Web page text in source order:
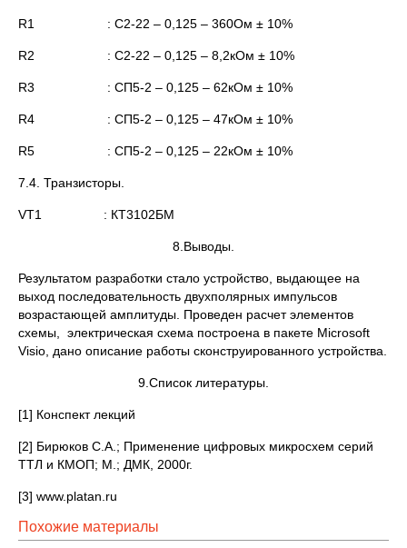
R1 : С2-22 – 0,125 – 360Ом ± 10%
R2 : С2-22 – 0,125 – 8,2кОм ± 10%
R3 : СП5-2 – 0,125 – 62кОм ± 10%
R4 : СП5-2 – 0,125 – 47кОм ± 10%
R5 : СП5-2 – 0,125 – 22кОм ± 10%
7.4. Транзисторы.
VT1 : КТ3102БМ
8.Выводы.
Результатом разработки стало устройство, выдающее на
выход последовательность двухполярных импульсов
возрастающей амплитуды. Проведен расчет элементов
схемы, электрическая схема построена в пакете Microsoft
Visio, дано описание работы сконструированного устройства.
9.Список литературы.
[1] Конспект лекций
[2] Бирюков С.А.; Применение цифровых микросхем серий
ТТЛ и КМОП; М.; ДМК, 2000г.
[3] www.platan.ru
Похожие материалы